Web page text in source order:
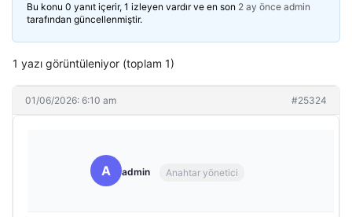
Bu konu 0 yanıt içerir, 1 izleyen vardır ve en son 2 ay önce admin
tarafından güncellenmiştir.
1 yazı görüntüleniyor (toplam 1)
01/06/2026: 6:10 am #25324
A admin Anahtar yönetici